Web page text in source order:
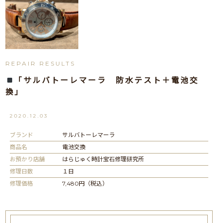
REPAIR RESULTS
「サルバトーレマーラ 防水テスト＋電池交
換」
2020.12.03
ブランド
サルバトーレマーラ
商品名
電池交換
お預かり店舗
はらじゅく時計宝石修理研究所
修理日数
１日
修理価格
7,480円（税込）